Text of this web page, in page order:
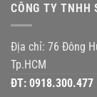
CÔNG TY TNHH
Địa chỉ: 76 Đông
Tp.HCM
ĐT: 0918.300.477